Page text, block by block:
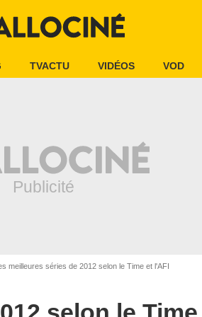
TVACTU VIDÉOS VOD
meilleures séries de 2012 selon le Time et l'AFI